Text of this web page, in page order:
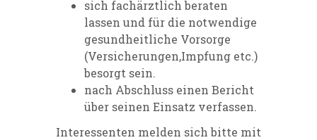
sich fachärztlich beraten
lassen und für die notwendige
gesundheitliche Vorsorge
(Versicherungen,Impfung etc.)
besorgt sein.
nach Abschluss einen Bericht
über seinen Einsatz verfassen.
Interessenten melden sich bitte mit